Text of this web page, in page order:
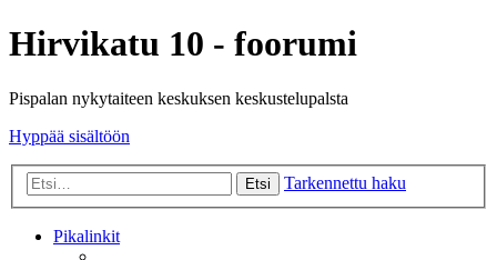
Hirvikatu 10 - foorumi
Pispalan nykytaiteen keskuksen keskustelupalsta
Hyppää sisältöön
Etsi Tarkennettu haku
Pikalinkit